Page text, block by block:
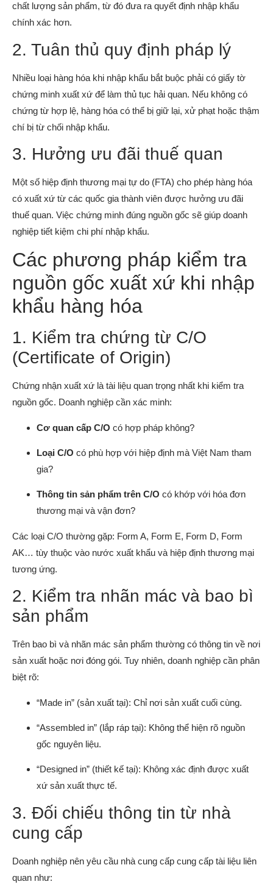
chất lượng sản phẩm, từ đó đưa ra quyết định nhập khẩu
chính xác hơn.
2. Tuân thủ quy định pháp lý
Nhiều loại hàng hóa khi nhập khẩu bắt buộc phải có giấy tờ
chứng minh xuất xứ để làm thủ tục hải quan. Nếu không có
chứng từ hợp lệ, hàng hóa có thể bị giữ lại, xử phạt hoặc thậm
chí bị từ chối nhập khẩu.
3. Hưởng ưu đãi thuế quan
Một số hiệp định thương mại tự do (FTA) cho phép hàng hóa
có xuất xứ từ các quốc gia thành viên được hưởng ưu đãi
thuế quan. Việc chứng minh đúng nguồn gốc sẽ giúp doanh
nghiệp tiết kiệm chi phí nhập khẩu.
Các phương pháp kiểm tra
nguồn gốc xuất xứ khi nhập
khẩu hàng hóa
1. Kiểm tra chứng từ C/O
(Certificate of Origin)
Chứng nhận xuất xứ là tài liệu quan trọng nhất khi kiểm tra
nguồn gốc. Doanh nghiệp cần xác minh:
Cơ quan cấp C/O có hợp pháp không?
Loại C/O có phù hợp với hiệp định mà Việt Nam tham
gia?
Thông tin sản phẩm trên C/O có khớp với hóa đơn
thương mại và vận đơn?
Các loại C/O thường gặp: Form A, Form E, Form D, Form
AK… tùy thuộc vào nước xuất khẩu và hiệp định thương mại
tương ứng.
2. Kiểm tra nhãn mác và bao bì
sản phẩm
Trên bao bì và nhãn mác sản phẩm thường có thông tin về nơi
sản xuất hoặc nơi đóng gói. Tuy nhiên, doanh nghiệp cần phân
biệt rõ:
“Made in” (sản xuất tại): Chỉ nơi sản xuất cuối cùng.
“Assembled in” (lắp ráp tại): Không thể hiện rõ nguồn
gốc nguyên liệu.
“Designed in” (thiết kế tại): Không xác định được xuất
xứ sản xuất thực tế.
3. Đối chiếu thông tin từ nhà
cung cấp
Doanh nghiệp nên yêu cầu nhà cung cấp cung cấp tài liệu liên
quan như: